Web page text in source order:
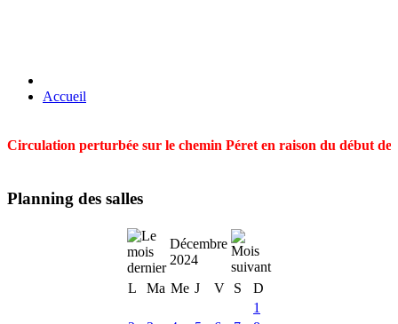
Accueil
Circulation perturbée sur le chemin Péret en raison du début
Planning des salles
Décembre
2024
L
Ma Me J V S
D
1